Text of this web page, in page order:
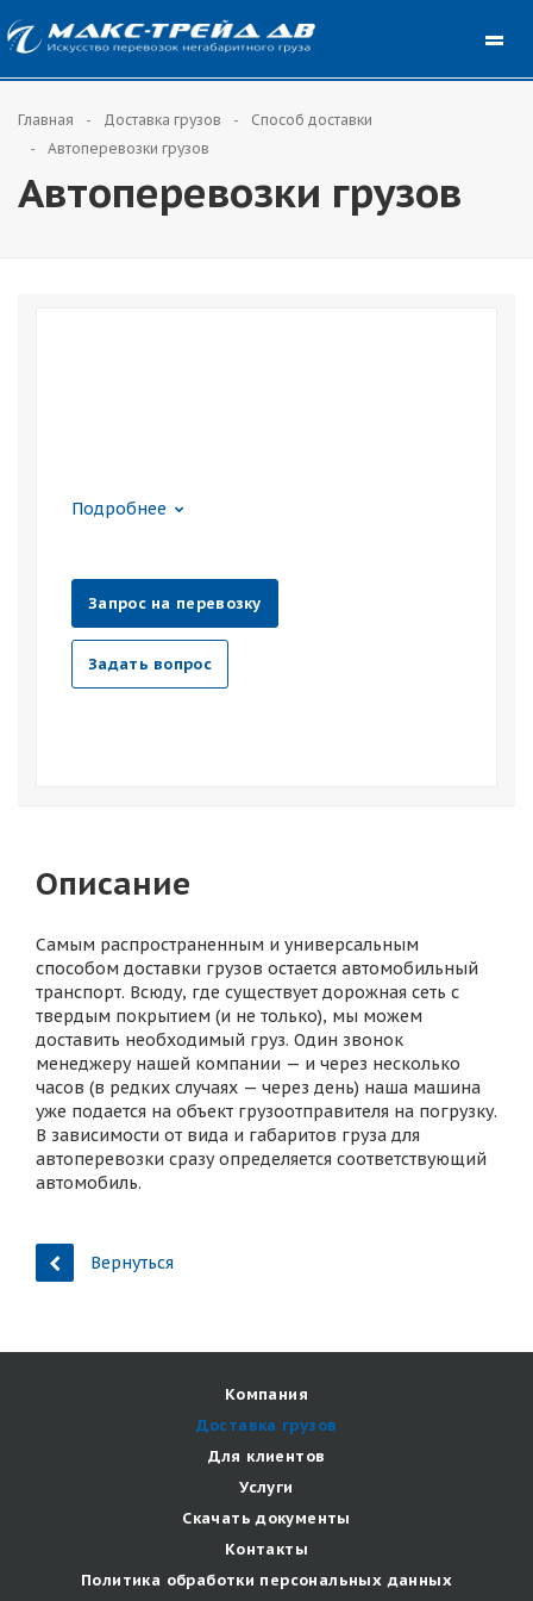
Главная Доставка грузов
Способ доставки
Автоперевозки грузов
Автоперевозки грузов
Подробнее
Запрос на перевозку
Задать вопрос
Описание
Самым распространенным и универсальным
способом доставки грузов остается автомобильный
транспорт. Всюду, где существует дорожная сеть с
твердым покрытием (и не только), мы можем
доставить необходимый груз. Один звонок
менеджеру нашей компании — и через несколько
часов (в редких случаях — через день) наша машина
уже подается на объект грузоотправителя на погрузку.
В зависимости от вида и габаритов груза для
автоперевозки сразу определяется соответствующий
автомобиль.
Вернуться
Компания
Доставка грузов
Для клиентов
Услуги
Скачать документы
Контакты
Политика обработки персональных данных